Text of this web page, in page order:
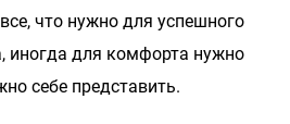
что нужно для успешного
иногда для комфорта нужно
себе представить.